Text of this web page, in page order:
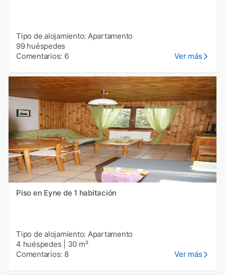
Tipo de alojamiento: Apartamento
99 huéspedes
Comentarios: 6
Ver más
Piso en Eyne de 1 habitación
Tipo de alojamiento: Apartamento
4 huéspedes
30 m²
Comentarios: 8
Ver más